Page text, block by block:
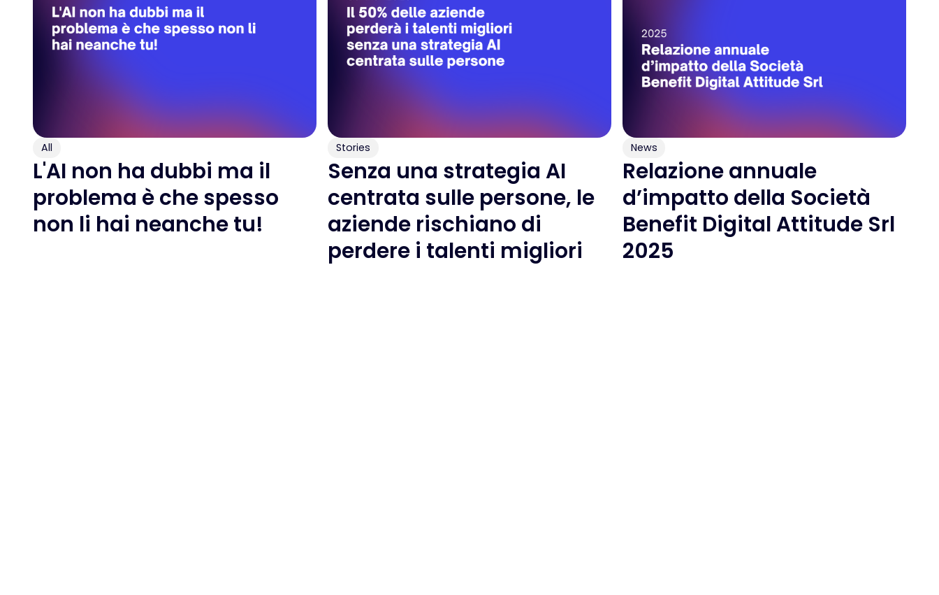
All
L'AI non ha dubbi ma il
problema è che spesso
non li hai neanche tu!
Stories
Senza una strategia AI
centrata sulle persone, le
aziende rischiano di
perdere i talenti migliori
News
Relazione annuale
d’impatto della Società
Benefit Digital Attitude Srl
2025